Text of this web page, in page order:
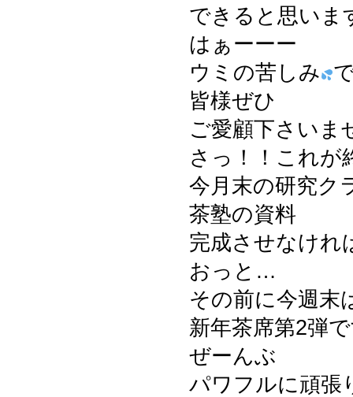
できると思いま
はぁーーー
ウミの苦しみ
皆様ぜひ
ご愛顧下さいま
さっ！！これが
今月末の研究ク
茶塾の資料
完成させなけれ
おっと…
その前に今週末
新年茶席第2弾
ぜーんぶ
パワフルに頑張